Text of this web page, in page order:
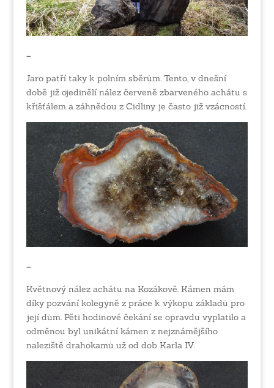
–
Jaro patří taky k polním sběrům. Tento, v dnešní
době již ojedinělí nález červeně zbarveného achátu s
křišťálem a záhnědou z Cidliny je často již vzácností.
–
Květnový nález achátu na Kozákově. Kámen mám
díky pozvání kolegyně z práce k výkopu základů pro
její dům. Pěti hodinové čekání se opravdu vyplatilo a
odměnou byl unikátní kámen z nejznámějšího
naleziště drahokamů už od dob Karla IV.